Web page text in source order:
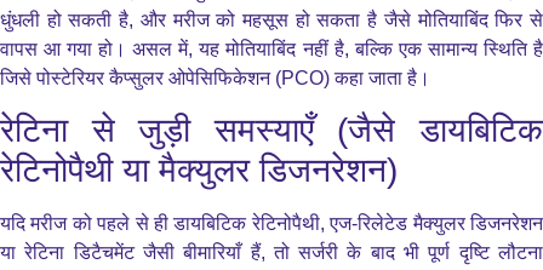
धुंधली हो सकती है, और मरीज को महसूस हो सकता है जैसे मोतियाबिंद फिर से
वापस आ गया हो। असल में, यह मोतियाबिंद नहीं है, बल्कि एक सामान्य स्थिति है
जिसे पोस्टेरियर कैप्सुलर ओपेसिफिकेशन (PCO) कहा जाता है।
रेटिना से जुड़ी समस्याएँ (जैसे डायबिटिक
रेटिनोपैथी या मैक्युलर डिजनरेशन)
यदि मरीज को पहले से ही डायबिटिक रेटिनोपैथी, एज-रिलेटेड मैक्युलर डिजनरेशन
या रेटिना डिटैचमेंट जैसी बीमारियाँ हैं, तो सर्जरी के बाद भी पूर्ण दृष्टि लौटना